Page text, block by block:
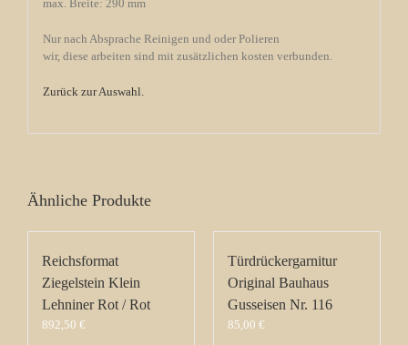
max. Breite: 290 mm
Nur nach Absprache Reinigen und oder Polieren
wir, diese arbeiten sind mit zusätzlichen kosten verbunden.
Zurück zur Auswahl.
Ähnliche Produkte
Reichsformat
Ziegelstein Klein
Lehniner Rot / Rot
892,50 €
Türdrückergarnitur
Original Bauhaus
Gusseisen Nr. 116
85,00 €